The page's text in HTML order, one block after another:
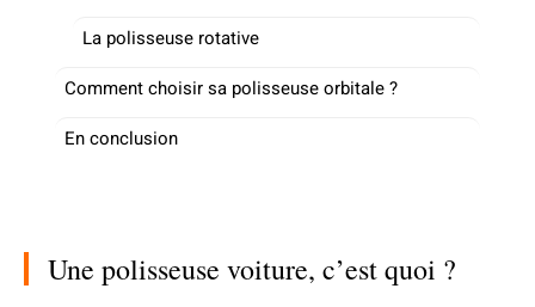
La polisseuse rotative
Comment choisir sa polisseuse orbitale ?
En conclusion
Une polisseuse voiture, c’est quoi ?